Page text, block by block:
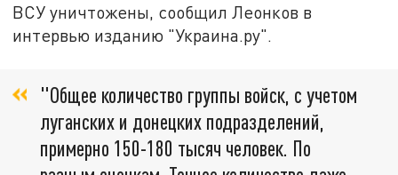
ВСУ уничтожены, сообщил Леонков в
интервью изданию "Украина.ру".
"Общее количество группы войск, с учетом
луганских и донецких подразделений,
примерно 150-180 тысяч человек. По